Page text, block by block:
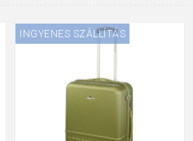
INGYENES SZÁLLÍTÁS